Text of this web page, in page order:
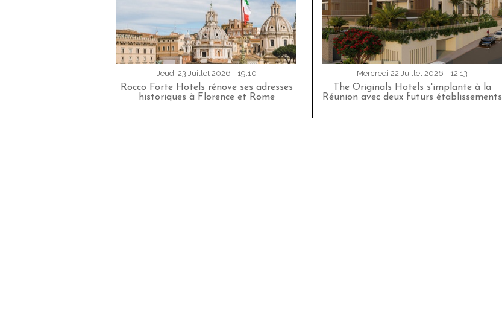
Jeudi 23 Juillet 2026 - 19:10
Rocco Forte Hotels rénove ses adresses
historiques à Florence et Rome
Mercredi 22 Juillet 2026 - 12:13
The Originals Hotels s'implante à la
Réunion avec deux futurs établissements